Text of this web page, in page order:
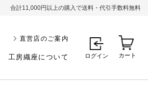
合計11,000円以上の購入で送料・代引手数料無料
工房織座について
直営店のご案内
ログイン カート